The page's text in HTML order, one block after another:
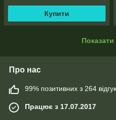
Купити
Про нас
99% позитивних з 264
Працює з 17.07.2017